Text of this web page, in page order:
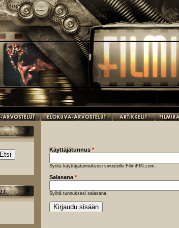
Käyttäjätunnus *
Syötä käyttäjätunnuksesi sivustolle FilmiFIN.com.
Salasana *
Syötä tunnuksesi salasana.